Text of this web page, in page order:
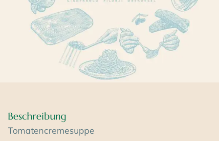
Beschreibung
Tomatencremesuppe